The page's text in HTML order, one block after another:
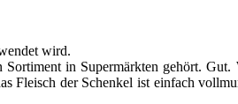
wird.
in Supermärkten gehört. Gut.
Fleisch der Schenkel ist einfach